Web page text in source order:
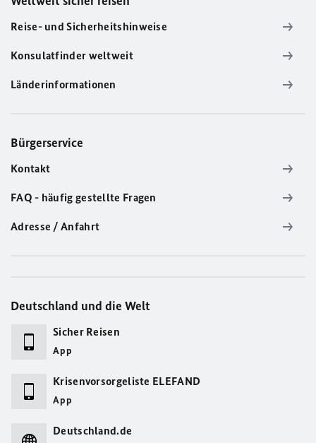
Reise- und Sicherheitshinweise
Konsulatfinder weltweit
Länderinformationen
Bürgerservice
Kontakt
FAQ - häufig gestellte Fragen
Adresse / Anfahrt
Deutschland und die Welt
Sicher Reisen
App
Krisenvorsorgeliste ELEFAND
App
Deutschland.de